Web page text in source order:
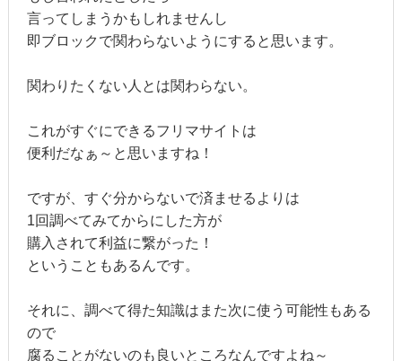
言ってしまうかもしれませんし
即ブロックで関わらないようにすると思います。
関わりたくない人とは関わらない。
これがすぐにできるフリマサイトは
便利だなぁ～と思いますね！
ですが、すぐ分からないで済ませるよりは
1回調べてみてからにした方が
購入されて利益に繋がった！
ということもあるんです。
それに、調べて得た知識はまた次に使う可能性もある
ので
腐ることがないのも良いところなんですよね～